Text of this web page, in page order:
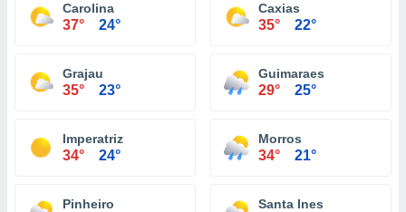
Carolina
37° 24°
Caxias
35° 22°
Grajau
35° 23°
Guimaraes
29° 25°
Imperatriz
34° 24°
Morros
34° 21°
Pinheiro Santa Ines